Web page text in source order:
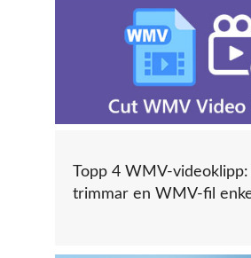
Topp 4 WMV-
trimmar en WMV-fil